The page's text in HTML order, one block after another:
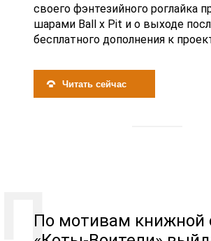
своего фэнтезийного роглайка
шарами Ball x Pit и о выходе
бесплатного дополнения к
Читать сейчас
По мотивам книжной